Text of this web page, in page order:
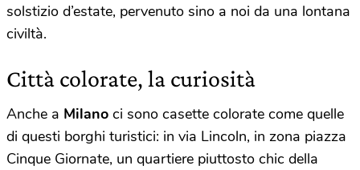
solstizio d’estate, pervenuto sino a noi da una lontana
civiltà.
Città colorate, la curiosità
Anche a Milano ci sono casette colorate come quelle
di questi borghi turistici: in via Lincoln, in zona piazza
Cinque Giornate, un quartiere piuttosto chic della